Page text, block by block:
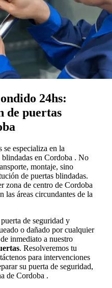
24hs:
de puertas
especializa en la
blindadas en Cordoba . No
montaje, sino
de puertas blindadas.
zona de centro de Cordoba
las áreas circundantes de la
de seguridad y
o dañado por cualquier
inmediato a nuestro
. Resolveremos tu
para intervenciones
su puerta de seguridad,
de Cordoba .